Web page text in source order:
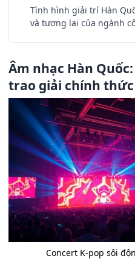
Tình hình giải trí Hàn
và tương lai của ngành
Âm nhạc Hàn
trao giải chính thức
Concert K-pop sôi